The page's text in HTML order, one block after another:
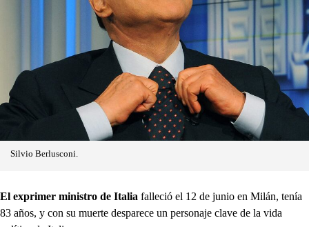
Silvio Berlusconi.
El exprimer ministro de Italia falleció el 12 de junio en Milán, tenía
83 años, y con su muerte desparece un personaje clave de la vida